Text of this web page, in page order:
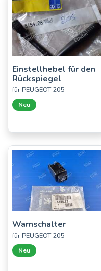
Einstellhebel für den
Rückspiegel
für PEUGEOT 205
Neu
Warnschalter
für PEUGEOT 205
Neu